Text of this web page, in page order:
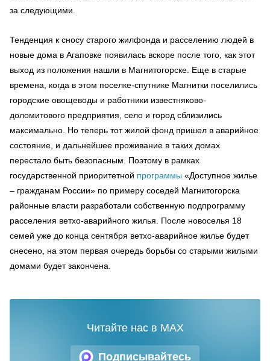
за следующими.
Тенденция к сносу старого жилфонда и расселению людей в
новые дома в Агаповке появилась вскоре после того, как этот
выход из положения нашли в Магнитогорске. Еще в старые
времена, когда в этом поселке-спутнике Магнитки поселились
городские овощеводы и работники известняково-
доломитового предприятия, село и город сблизились
максимально. Но теперь тот жилой фонд пришел в аварийное
состояние, и дальнейшее проживание в таких домах
перестало быть безопасным. Поэтому в рамках
государственной приоритетной программы «Доступное жилье
– гражданам России» по примеру соседей Магнитогорска
районные власти разработали собственную подпрограмму
расселения ветхо-аварийного жилья. После новоселья 18
семей уже до конца сентября ветхо-аварийное жилье будет
снесено, на этом первая очередь борьбы со старыми жилыми
домами будет закончена.
Подписывайтесь
Читайте нас в MAX